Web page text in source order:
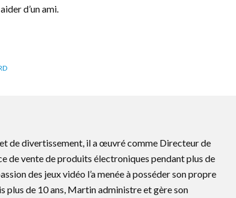
d’un ami.
de divertissement, il a œuvré comme Directeur de
de vente de produits électroniques pendant plus de
des jeux vidéo l’a menée à posséder son propre
plus de 10 ans, Martin administre et gère son